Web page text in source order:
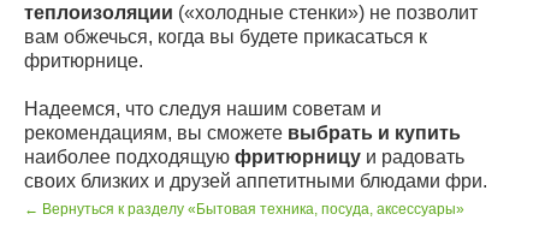
теплоизоляции («холодные стенки») не позволит
вам обжечься, когда вы будете прикасаться к
фритюрнице.
Надеемся, что следуя нашим советам и
рекомендациям, вы сможете выбрать и купить
наиболее подходящую фритюрницу и радовать
своих близких и друзей аппетитными блюдами фри.
← Вернуться к разделу «Бытовая техника, посуда, аксессуары»